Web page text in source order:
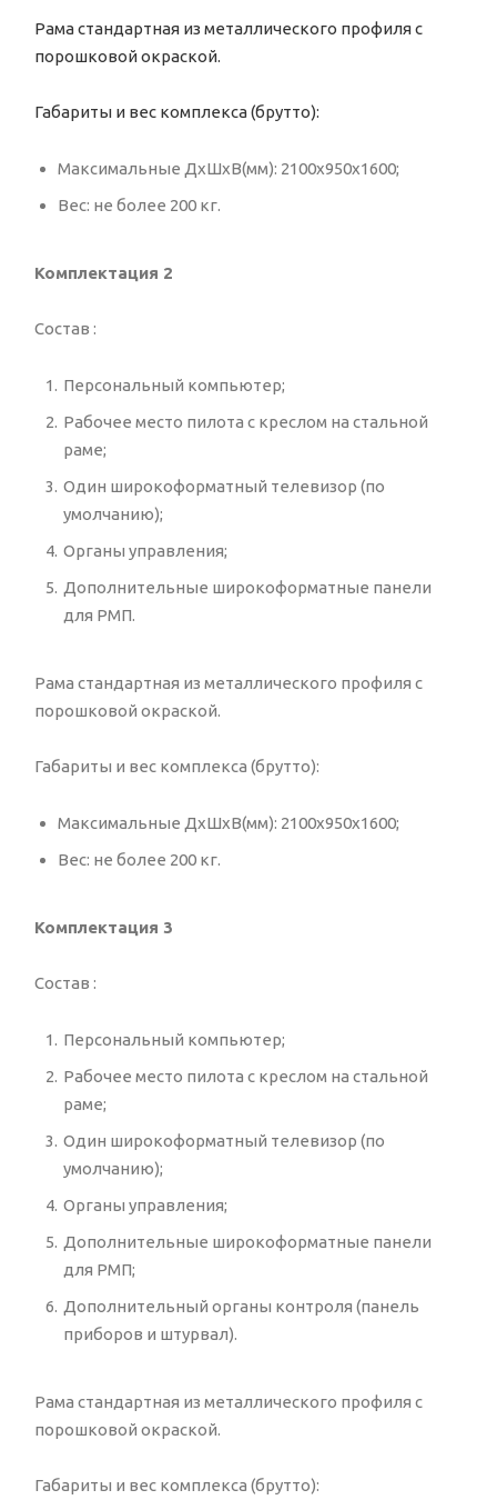
Рама стандартная из металлического профиля с
порошковой окраской.
Габариты и вес комплекса (брутто):
Максимальные ДхШхВ(мм): 2100x950x1600;
Вес: не более 200 кг.
Комплектация 2
Состав :
Персональный компьютер;
Рабочее место пилота с креслом на стальной
раме;
Один широкоформатный телевизор (по
умолчанию);
Органы управления;
Дополнительные широкоформатные панели
для РМП.
Рама стандартная из металлического профиля с
порошковой окраской.
Габариты и вес комплекса (брутто):
Максимальные ДхШхВ(мм): 2100x950x1600;
Вес: не более 200 кг.
Комплектация 3
Состав :
Персональный компьютер;
Рабочее место пилота с креслом на стальной
раме;
Один широкоформатный телевизор (по
умолчанию);
Органы управления;
Дополнительные широкоформатные панели
для РМП;
Дополнительный органы контроля (панель
приборов и штурвал).
Рама стандартная из металлического профиля с
порошковой окраской.
Габариты и вес комплекса (брутто):